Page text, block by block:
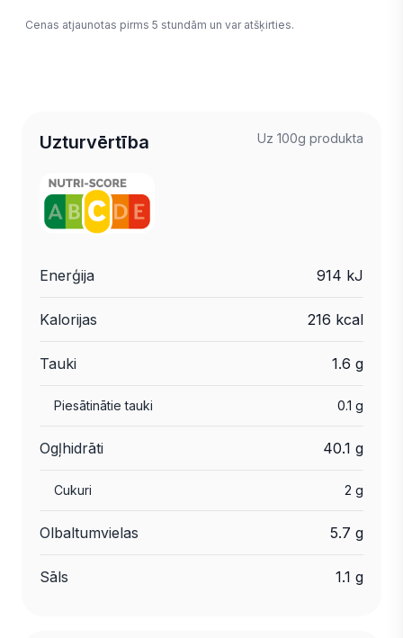
Cenas atjaunotas pirms 5 stundām un var atšķirties.
Uzturvērtība Uz 100g produkta
Enerģija 914 kJ
Kalorijas 216 kcal
Tauki 1.6 g
Piesātinātie tauki 0.1 g
Ogļhidrāti 40.1 g
Cukuri 2 g
Olbaltumvielas 5.7 g
Sāls 1.1 g